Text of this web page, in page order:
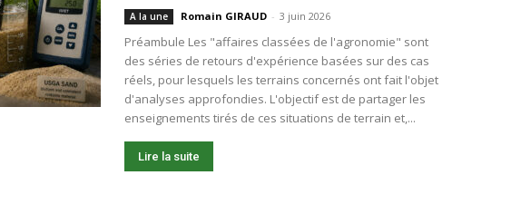
A la une Romain GIRAUD - 3 juin 2026
Préambule Les "affaires classées de l'agronomie" sont
des séries de retours d'expérience basées sur des cas
réels, pour lesquels les terrains concernés ont fait l'objet
d'analyses approfondies. L'objectif est de partager les
enseignements tirés de ces situations de terrain et,...
Lire la suite